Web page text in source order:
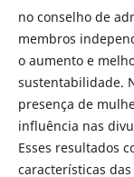
no conselho de
membros
o aumento e
sustentabilidade.
presença de
influência nas
Esses resultados
características